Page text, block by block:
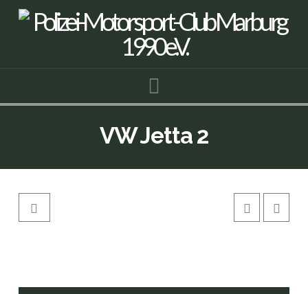
VW Jetta 2